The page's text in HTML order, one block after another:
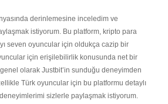
derinlemesine inceledim ve
istiyorum. Bu platform, kripto para
seven oyuncular için oldukça cazip bir
için erişilebilirlik konusunda net bir
olarak Justbit’in sunduğu deneyimden
Türk oyuncular için bu platformu detaylı
sizlerle paylaşmak istiyorum.